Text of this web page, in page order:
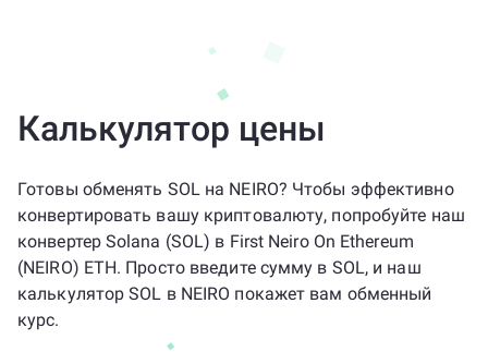
Калькулятор цены
Готовы обменять SOL на NEIRO? Чтобы эффективно
конвертировать вашу криптовалюту, попробуйте наш
конвертер Solana (SOL) в First Neiro On Ethereum
(NEIRO) ETH. Просто введите сумму в SOL, и наш
калькулятор SOL в NEIRO покажет вам обменный
курс.